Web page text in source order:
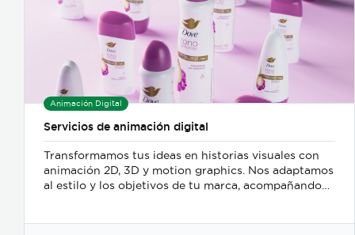
Animación Digital
Servicios de animación digital
Transformamos tus ideas en historias visuales con
animación 2D, 3D y motion graphics. Nos adaptamos
al estilo y los objetivos de tu marca, acompañando